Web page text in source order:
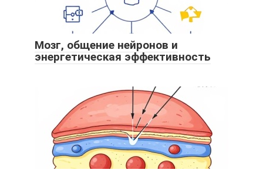
Мозг, общение нейронов и
энергетическая эффективность